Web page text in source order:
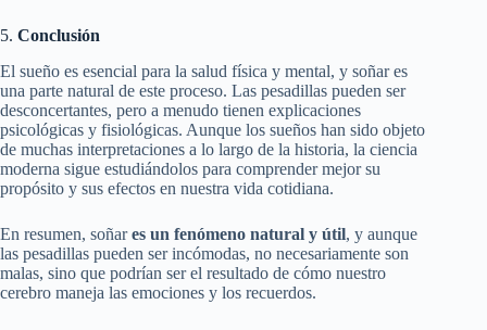
5. Conclusión
El sueño es esencial para la salud física y mental, y soñar es
una parte natural de este proceso. Las pesadillas pueden ser
desconcertantes, pero a menudo tienen explicaciones
psicológicas y fisiológicas. Aunque los sueños han sido objeto
de muchas interpretaciones a lo largo de la historia, la ciencia
moderna sigue estudiándolos para comprender mejor su
propósito y sus efectos en nuestra vida cotidiana.
En resumen, soñares un fenómeno natural y útil, y aunque
las pesadillas pueden ser incómodas, no necesariamente son
malas, sino que podrían ser el resultado de cómo nuestro
cerebro maneja las emociones y los recuerdos.